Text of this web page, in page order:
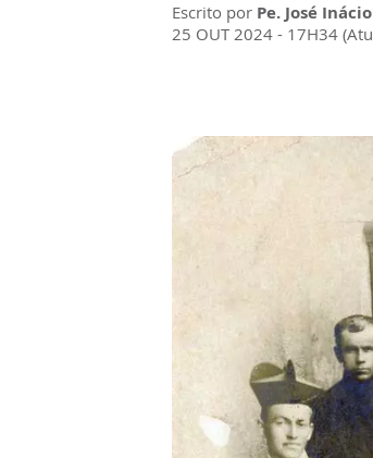
Escrito por Pe. José
25 OUT 2024 - 17H34